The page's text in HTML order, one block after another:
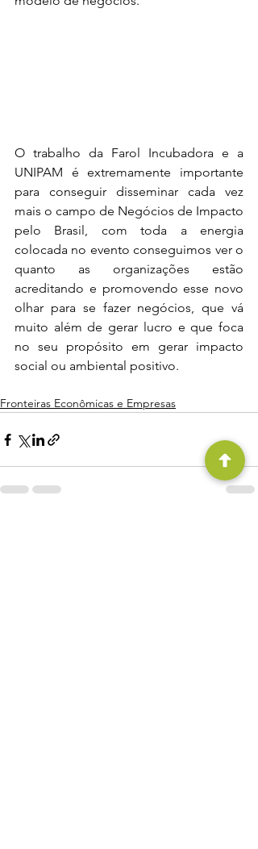
O trabalho da Farol Incubadora e a
UNIPAM é extremamente importante
para conseguir disseminar cada vez
mais o campo de Negócios de Impacto
pelo Brasil, com toda a energia
colocada no evento conseguimos ver o
quanto as organizações estão
acreditando e promovendo esse novo
olhar para se fazer negócios, que vá
muito além de gerar lucro e que foca
no seu propósito em gerar impacto
social ou ambiental positivo.
Fronteiras Econômicas e Empresas